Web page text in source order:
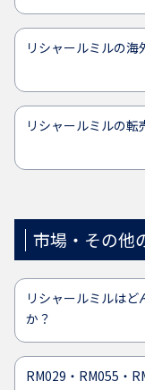
リシャールミルの海
リシャールミルの転
市場・その他
リシャールミルは
か？
RM029・RM055・